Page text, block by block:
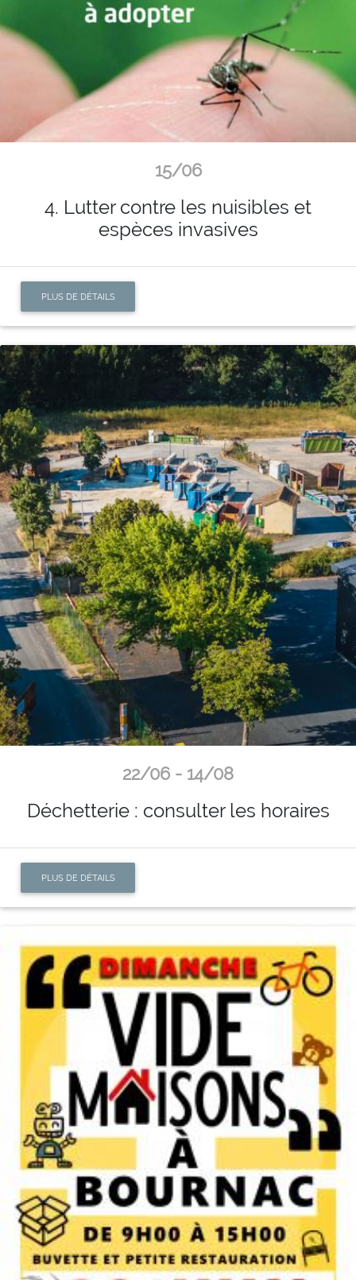
15/06
4. Lutter contre les nuisibles et
espèces invasives
PLUS DE DÉTAILS
22/06 - 14/08
Déchetterie : consulter les horaires
PLUS DE DÉTAILS